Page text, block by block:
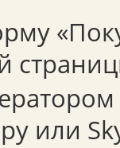
или